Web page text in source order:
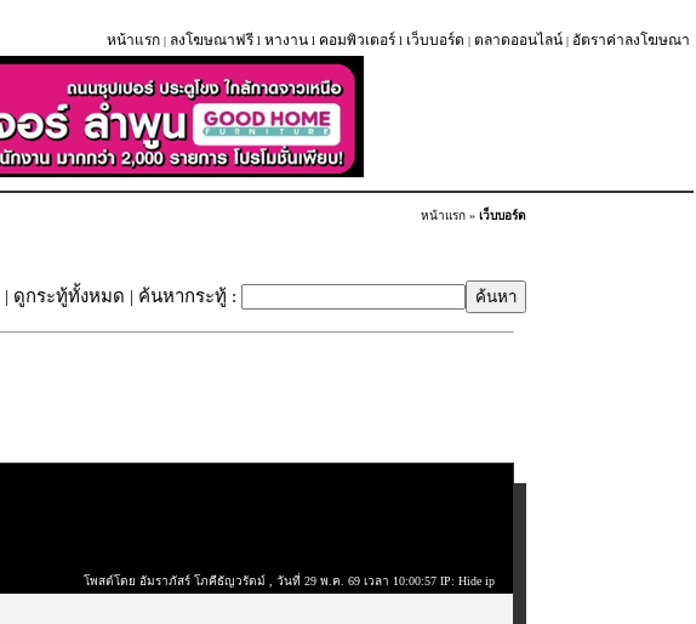
หน้าแรก | ลงโฆษณาฟรี l หางาน l คอมพิวเตอร์ l เว็บบอร์ด | ตลาดออนไลน์ | อัตราค่าลงโฆษณา
หน้าแรก » เว็บบอร์ด
| ดูกระทู้ทั้งหมด | ค้นหากระทู้ :
โพสต์โดย อัมราภัสร์ โภคีธัญวรัตม์ , วันที่ 29 พ.ค. 69 เวลา 10:00:57 IP: Hide ip